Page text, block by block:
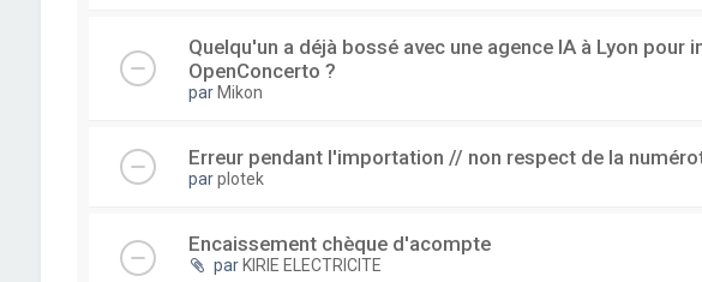
Quelqu'un a déjà bossé avec une agence IA à Lyon pour
OpenConcerto ?
par Mikon
Erreur pendant l'importation // non respect de la
parplotek
Encaissement chèque d'acompte
par KIRIE ELECTRICITE